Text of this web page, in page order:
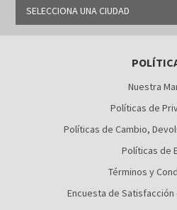
SELECCIONA UNA CIUDAD
BARRANQUILLA
Nuestra
Políticas de
Políticas de Cambio,
Políticas de
Términos y
Encuesta de Satisfacción